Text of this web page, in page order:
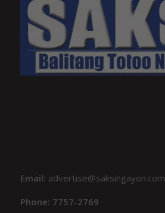
Email: advertise@saksingayon.com
Phone: 7757-2769